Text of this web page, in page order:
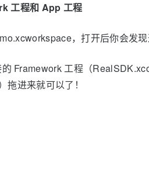
工程和 App 工程
，打开后你会发
Framework 工程（
拖进来就可以了！